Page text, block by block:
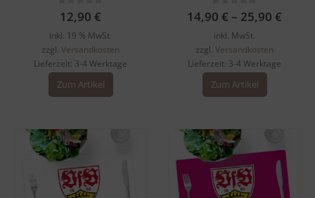
0out of 5
12,90 €
inkl. 19 % MwSt.
zzgl. Versandkosten
Lieferzeit: 3-4 Werktage
Zum Artikel
0 out of 5
14,90 € – 25,90 €
inkl. MwSt.
zzgl. Versandkosten
Lieferzeit: 3-4 Werktage
Zum Artikel
Dieses
Produkt
auf.
Die
Optionen
können